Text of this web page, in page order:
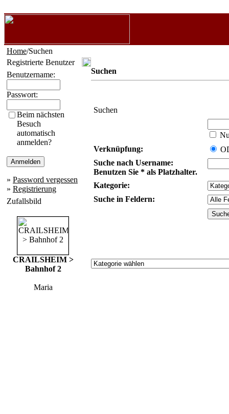
Home/Suchen
Registrierte Benutzer
Benutzername:
Passwort:
Beim nächsten
Besuch
automatisch
anmelden?
» Password vergessen
» Registrierung
Zufallsbild
CRAILSHEIM >
Bahnhof 2
Maria
Suchen
Suchen
Verknüpfung:
Suche nach Username:
Benutzen Sie * als Platzhalter.
Kategorie:
Suche in Feldern: